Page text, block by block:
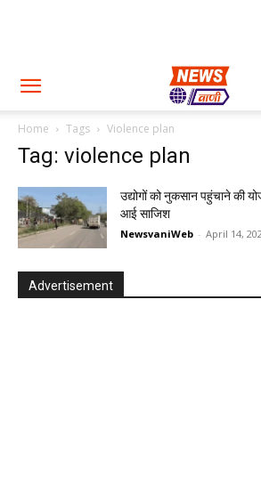
Home Tags Violence plan
Tag: violence plan
उद्योगों को नुकसान पहुंचाने की
आई साजिश
NewsvaniWeb - April 14,
Advertisement